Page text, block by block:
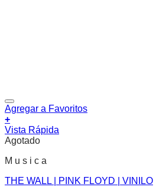
Agregar a Favoritos
+
Vista Rápida
Agotado
M u s i c a
THE WALL | PINK FLOYD | VINILO